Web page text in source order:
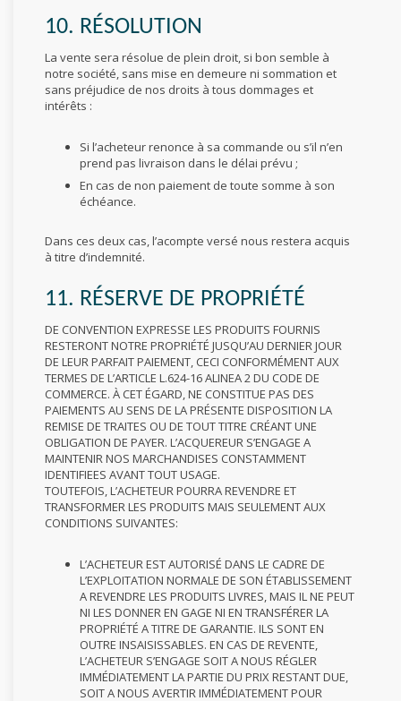
10. RÉSOLUTION
La vente sera résolue de plein droit, si bon semble à
notre société, sans mise en demeure ni sommation et
sans préjudice de nos droits à tous dommages et
intérêts :
Si l’acheteur renonce à sa commande ou s’il n’en
prend pas livraison dans le délai prévu ;
En cas de non paiement de toute somme à son
échéance.
Dans ces deux cas, l’acompte versé nous restera acquis
à titre d’indemnité.
11. RÉSERVE DE PROPRIÉTÉ
DE CONVENTION EXPRESSE LES PRODUITS FOURNIS
RESTERONT NOTRE PROPRIÉTÉ JUSQU’AU DERNIER JOUR
DE LEUR PARFAIT PAIEMENT, CECI CONFORMÉMENT AUX
TERMES DE L’ARTICLE L.624-16 ALINEA 2 DU CODE DE
COMMERCE. À CET ÉGARD, NE CONSTITUE PAS DES
PAIEMENTS AU SENS DE LA PRÉSENTE DISPOSITION LA
REMISE DE TRAITES OU DE TOUT TITRE CRÉANT UNE
OBLIGATION DE PAYER. L’ACQUEREUR S’ENGAGE A
MAINTENIR NOS MARCHANDISES CONSTAMMENT
IDENTIFIEES AVANT TOUT USAGE.
TOUTEFOIS, L’ACHETEUR POURRA REVENDRE ET
TRANSFORMER LES PRODUITS MAIS SEULEMENT AUX
CONDITIONS SUIVANTES:
L’ACHETEUR EST AUTORISÉ DANS LE CADRE DE
L’EXPLOITATION NORMALE DE SON ÉTABLISSEMENT
A REVENDRE LES PRODUITS LIVRES, MAIS IL NE PEUT
NI LES DONNER EN GAGE NI EN TRANSFÉRER LA
PROPRIÉTÉ A TITRE DE GARANTIE. ILS SONT EN
OUTRE INSAISISSABLES. EN CAS DE REVENTE,
L’ACHETEUR S’ENGAGE SOIT A NOUS RÉGLER
IMMÉDIATEMENT LA PARTIE DU PRIX RESTANT DUE,
SOIT A NOUS AVERTIR IMMÉDIATEMENT POUR